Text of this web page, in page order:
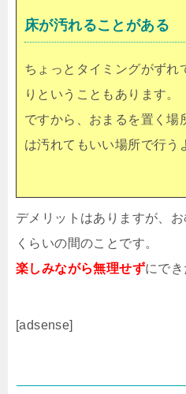
床が汚れることがある
ちょっとタイミングがずれ
りということもあります。
ですから、おまるを置く場
は汚れてもいい場所で行う
デメリットはありますが、
くらいの間のことです。
楽しみながら無理せずにでき
[adsense]